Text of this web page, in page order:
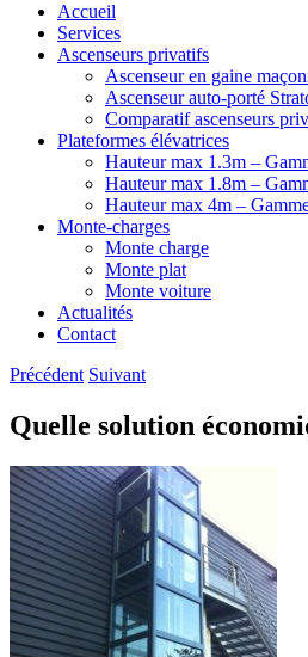
Accueil
Services
Ascenseurs privatifs
Ascenseur en gaine
Ascenseur auto-porté
Comparatif ascenseurs
Plateformes élévatrices
Hauteur max 1.3m –
Hauteur max 1.8m –
Hauteur max 4m –
Monte-charges
Monte charge
Monte plat
Monte voiture
Actualités
Contact
Précédent Suivant
Quelle solution